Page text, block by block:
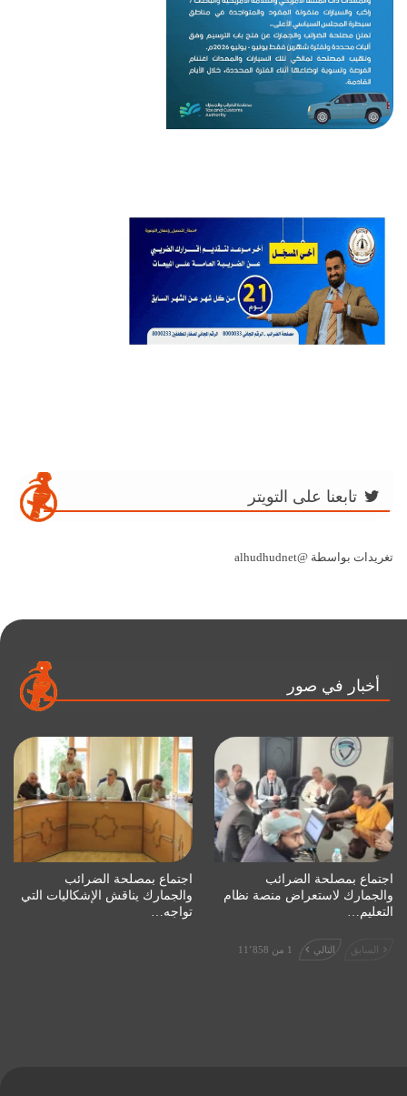
تابعنا على التويتر
تغريدات بواسطة @alhudhudnet
أخبار في صور
اجتماع بمصلحة الضرائب
والجمارك لاستعراض منصة نظام
التعليم…
اجتماع بمصلحة الضرائب
والجمارك يناقش الإشكاليات التي
تواجه…
السابق التالي 1 من 11٬858